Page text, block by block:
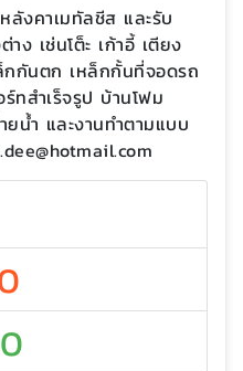
ลังคาเมทัลชีส และรับ
ง เช่นโต็ะ เก้าอี้ เตียง
กกันตก เหล็กกั้นที่จอดรถ
ทสำเร็จรูป บ้านโฟม
ยน้ำ และงานทำตามแบบ